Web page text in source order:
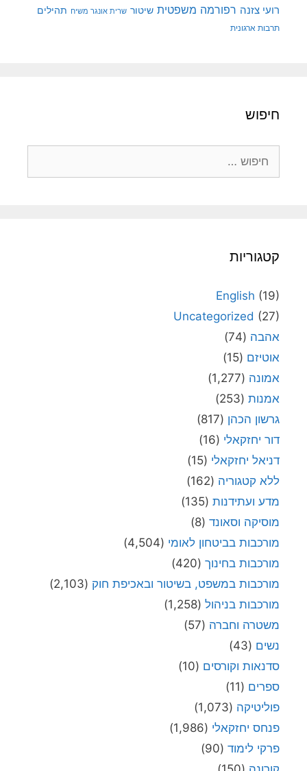
רועי צזנה רפורמה משפטית שיטור שרית אונגר משיח תהילים
תרבות ארגונית
חיפוש
קטגוריות
English (19)
Uncategorized (27)
אהבה (74)
אוטיזם (15)
אמונה (1,277)
אמנות (253)
גרשון הכהן (817)
דור יחזקאלי (16)
דניאל יחזקאלי (15)
ללא קטגוריה (162)
מדע ועתידנות (135)
מוסיקה וסאונד (8)
מורכבות בביטחון לאומי (4,504)
מורכבות בחינוך (420)
מורכבות במשפט, בשיטור ובאכיפת חוק (2,103)
מורכבות בניהול (1,258)
משטרה וחברה (57)
נשים (43)
סדנאות וקורסים (10)
ספרים (11)
פוליטיקה (1,073)
פנחס יחזקאלי (1,986)
פרקי לימוד (90)